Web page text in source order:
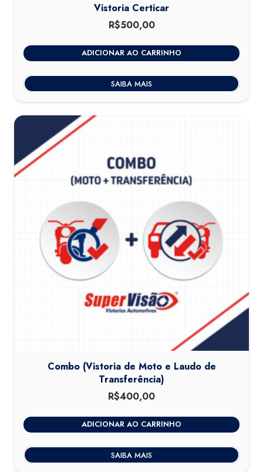
Vistoria Certicar
R$500,00
ADICIONAR AO CARRINHO
SAIBA MAIS
Combo (Vistoria de Moto e Laudo de
Transferência)
R$400,00
ADICIONAR AO CARRINHO
SAIBA MAIS